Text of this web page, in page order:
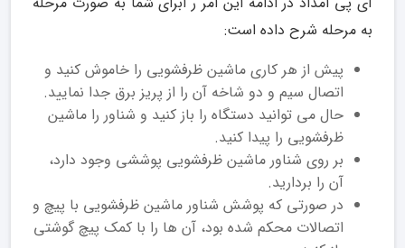
به مرحله شرح داده است:
پیش از هر کاری ماشین ظرفشویی را خاموش کنید و
اتصال سیم و دو شاخه آن را از پریز برق جدا نمایید.
حال می توانید دستگاه را باز کنید و شناور را ماشین
ظرفشویی را پیدا کنید.
بر روی شناور ماشین ظرفشویی پوششی وجود دارد،
آن را بردارید.
در صورتی که پوشش شناور ماشین ظرفشویی با پیچ و
اتصالات محکم شده بود، آن ها را با کمک پیچ گوشتی